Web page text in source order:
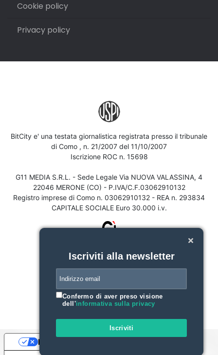
Cookie policy
Privacy policy
BitCity e' una testata giornalistica registrata presso il tribunale
di Como , n. 21/2007 del 11/10/2007
Iscrizione ROC n. 15698
G11 MEDIA S.R.L. - Sede Legale Via NUOVA VALASSINA, 4
22046 MERONE (CO) - P.IVA/C.F.03062910132
Registro imprese di Como n. 03062910132 - REA n. 293834
CAPITALE SOCIALE Euro 30.000 i.v.
Iscriviti alla newsletter
Confermo di aver preso visione
dell'informativa sulla privacy
Iscriviti
Le tue preferenze relative alla privacy